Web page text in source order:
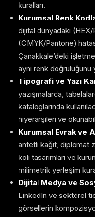
kuralları.
Kurumsal Renk
dijital dünyadaki
(CMYK/Pantone)
Çanakkale’deki
aynı renk doğruluğunu
Tipografi ve Yazı
yazışmalarda,
kataloglarında
hiyerarşileri ve
Kurumsal Evrak ve
antetli kağıt, diplomat
koli tasarımları ve
milimetrik yerleşim
Dijital Medya ve
LinkedIn ve sektörel
görsellerin